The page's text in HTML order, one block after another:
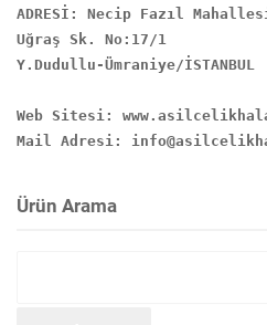
ADRESİ: Necip Fazıl
Uğraş Sk. No:17/1
Y.Dudullu-Ümraniye/İSTANBUL
Web Sitesi:
Mail Adresi:
Ürün Arama